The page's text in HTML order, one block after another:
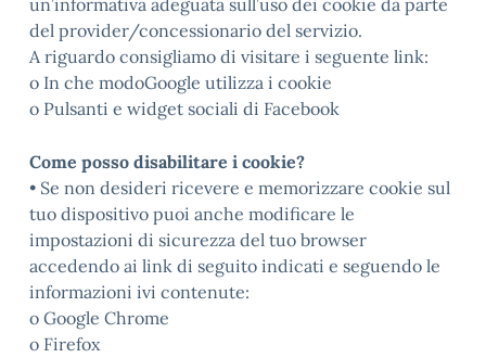
un’informativa adeguata sull’uso dei cookie da parte
del provider/concessionario del servizio.
A riguardo consigliamo di visitare i seguente link:
o In che modoGoogle utilizza i cookie
o Pulsanti e widget sociali di Facebook
Come posso disabilitare i cookie?
• Se non desideri ricevere e memorizzare cookie sul
tuo dispositivo puoi anche modificare le
impostazioni di sicurezza del tuo browser
accedendo ai link di seguito indicati e seguendo le
informazioni ivi contenute:
o Google Chrome
o Firefox